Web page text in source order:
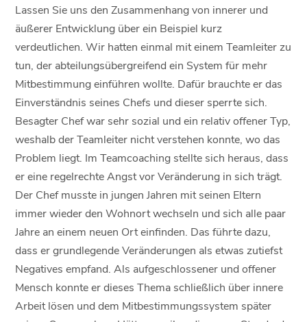
Lassen Sie uns den Zusammenhang von innerer und
äußerer Entwicklung über ein Beispiel kurz
verdeutlichen. Wir hatten einmal mit einem Teamleiter zu
tun, der abteilungsübergreifend ein System für mehr
Mitbestimmung einführen wollte. Dafür brauchte er das
Einverständnis seines Chefs und dieser sperrte sich.
Besagter Chef war sehr sozial und ein relativ offener Typ,
weshalb der Teamleiter nicht verstehen konnte, wo das
Problem liegt. Im Teamcoaching stellte sich heraus, dass
er eine regelrechte Angst vor Veränderung in sich trägt.
Der Chef musste in jungen Jahren mit seinen Eltern
immer wieder den Wohnort wechseln und sich alle paar
Jahre an einem neuen Ort einfinden. Das führte dazu,
dass er grundlegende Veränderungen als etwas zutiefst
Negatives empfand. Als aufgeschlossener und offener
Mensch konnte er dieses Thema schließlich über innere
Arbeit lösen und dem Mitbestimmungssystem später